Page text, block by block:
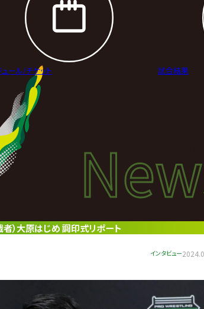
ュール/チケット 試合結果
News
ニ
）大原はじめ 調印式リポート
インタビュー